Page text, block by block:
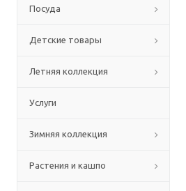
Посуда
Детские товары
Летняя коллекция
Услуги
Зимняя коллекция
Растения и кашпо